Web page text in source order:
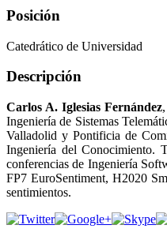
Posición
Catedrático de Universidad
Descripción
Carlos A. Iglesias Fernández
Ingeniería de Sistemas
Valladolid y Pontificia de
Ingeniería del Conocimiento.
conferencias de Ingeniería
FP7 EuroSentiment, H2020
sentimientos.